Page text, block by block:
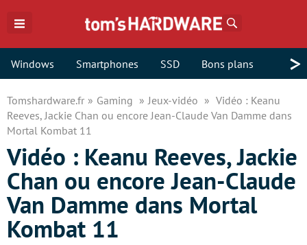
Windows Smartphones SSD Bons plans >
Tomshardware.fr Gaming Jeux-vidéo
Vidéo : Keanu
Reeves, Jackie Chan ou encore Jean-Claude Van Damme dans
Mortal Kombat 11
Vidéo : Keanu Reeves, Jackie
Chan ou encore Jean-Claude
Van Damme dans Mortal
Kombat 11